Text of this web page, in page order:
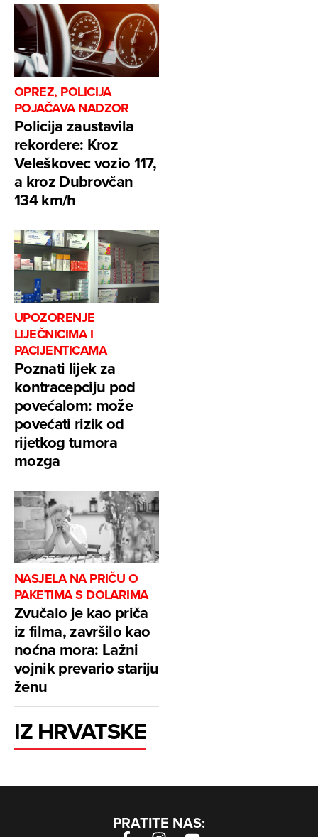
OPREZ, POLICIJA
POJAČAVA NADZOR
Policija zaustavila
rekordere: Kroz
Veleškovec vozio 117,
a kroz Dubrovčan
134 km/h
UPOZORENJE
LIJEČNICIMA I
PACIJENTICAMA
Poznati lijek za
kontracepciju pod
povećalom: može
povećati rizik od
rijetkog tumora
mozga
NASJELA NA PRIČU O
PAKETIMA S DOLARIMA
Zvučalo je kao priča
iz filma, završilo kao
noćna mora: Lažni
vojnik prevario stariju
ženu
IZ HRVATSKE
PRATITE NAS: